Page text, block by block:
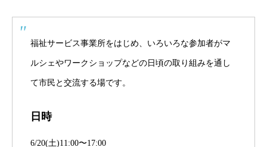
福祉サービス事業所をはじめ、いろいろな参加者がマ
ルシェやワークショップなどの日頃の取り組みを通し
て市民と交流する場です。
日時
6/20(土)11:00〜17:00